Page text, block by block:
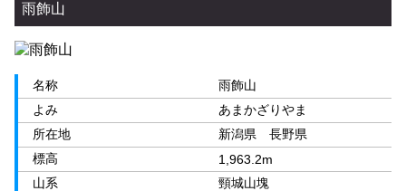
雨飾山
名称
雨飾山
よみ
あまかざりやま
所在地
新潟県 長野県
標高
1,963.2m
山系
頸城山塊